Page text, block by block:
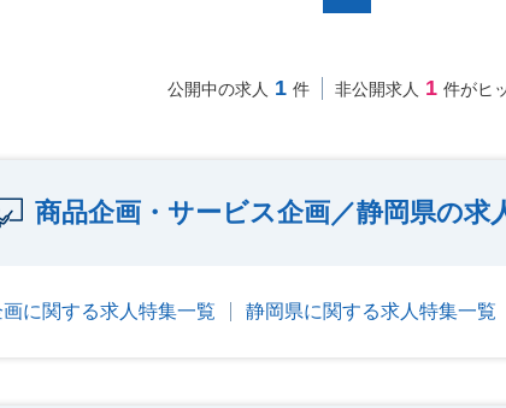
公開中の求人 1 件 非公開求人 1 件がヒ
商品企画・サービス企画／静岡県の求
に関する求人特集一覧 静岡県に関する求人特集一覧